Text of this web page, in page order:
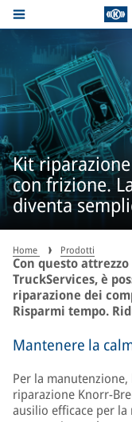
Kit
con frizione.
diventa
Home Prodotti
Con questo
TruckServices, è
riparazione dei
Risparmi tempo.
Mantenere la
Per la
riparazione Knorr-
ausilio efficace per